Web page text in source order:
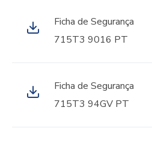
Ficha de Segurança
715T3 9016 PT
Ficha de Segurança
715T3 94GV PT